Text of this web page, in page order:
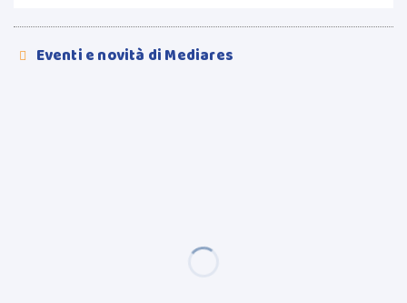
 Eventi e novità di Mediares